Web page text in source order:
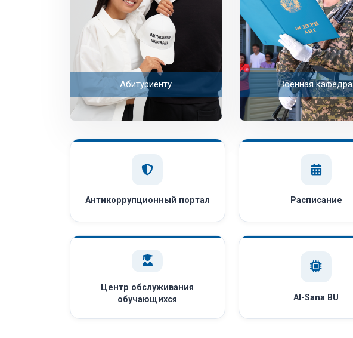
Абитуриенту Военная кафедра
Антикоррупционный портал Расписание
Центр обслуживания
обучающихся
AI-Sana BU